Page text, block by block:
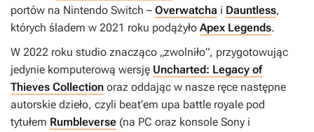
portów na Nintendo Switch – Overwatcha i Dauntless,
których śladem w 2021 roku podążyło Apex Legends.
W 2022 roku studio znacząco „zwolniło”, przygotowując
jedynie komputerową wersję Uncharted: Legacy of
Thieves Collection oraz oddając w nasze ręce następne
autorskie dzieło, czyli beat’em upa battle royale pod
tytułem Rumbleverse (na PC oraz konsole Sony i